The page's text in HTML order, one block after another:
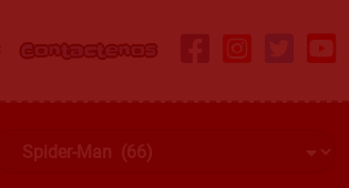
Contactenos